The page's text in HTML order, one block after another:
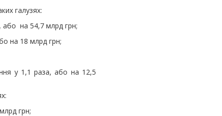
галузях:
або на 54,7 млрд грн;
на 18 млрд грн;
у 1,1 раза, або на 12,5
грн;